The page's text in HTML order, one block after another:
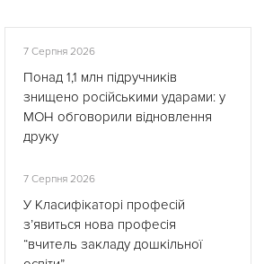
7 Серпня 2026
Понад 1,1 млн підручників
знищено російськими ударами: у
МОН обговорили відновлення
друку
7 Серпня 2026
У Класифікаторі професій
з’явиться нова професія
“вчитель закладу дошкільної